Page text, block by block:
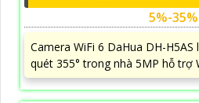
5%-35%
Camera WiFi 6 DaHua DH-
quét 355° trong nhà 5MP hỗ trợ